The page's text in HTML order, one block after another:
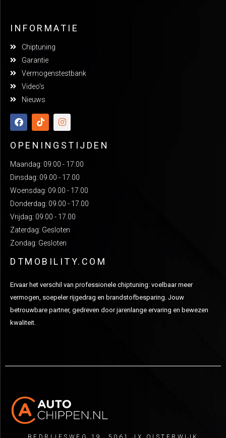
INFORMATIE
Chiptuning
Garantie
Vermogenstestbank
Video's
Nieuws
OPENINGSTIJDEN
Maandag: 09:00 - 17:00
Dinsdag: 09.00 - 17.00
Woensdag: 09.00 - 17.00
Donderdag: 09.00 - 17.00
Vrijdag: 09.00 - 17.00
Zaterdag: Gesloten
Zondag: Gesloten
DTMOBILITY.COM
Ervaar het verschil van professionele chiptuning: voelbaar meer
vermogen, soepeler rijgedrag en brandstofbesparing. Jouw
betrouwbare partner, gedreven door jarenlange ervaring en bewezen
kwaliteit.